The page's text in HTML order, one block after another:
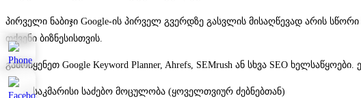
პირველი ნაბიჯი Google-ის პირველ გვერდზე გასვლის მისაღწევად არის
თქვენი ბიზნესისთვის.
გამოიყენეთ Google Keyword Planner, Ahrefs, SEMrush ან სხვა SEO
საკმარისი საძებო მოცულობა (ყოველთვიურ ძებნებთან)